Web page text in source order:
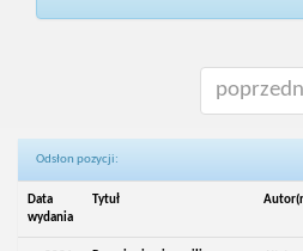
Odsłon pozycji:
Data
wydania
Tytuł